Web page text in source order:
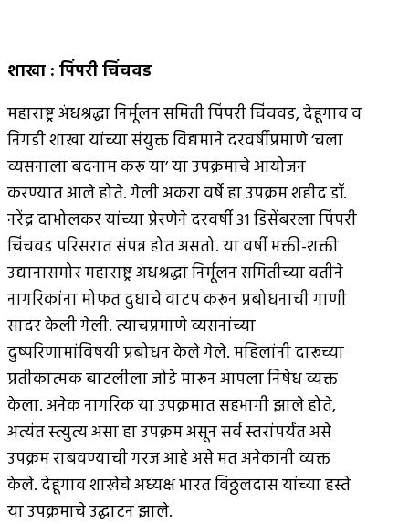
शाखा : पिंपरी चिंचवड
महाराष्ट्र अंधश्रद्धा निर्मूलन समिती पिंपरी चिंचवड, देहूगाव व
निगडी शाखा यांच्या संयुक्त विद्यमाने दरवर्षीप्रमाणे ‘चला
व्यसनाला बदनाम करू या’ या उपक्रमाचे आयोजन
करण्यात आले होते. गेली अकरा वर्षे हा उपक्रम शहीद डॉ.
नरेंद्र दाभोलकर यांच्या प्रेरणेने दरवर्षी ३१ डिसेंबरला पिंपरी
चिंचवड परिसरात संपन्न होत असतो. या वर्षी भक्ती-शक्ती
उद्यानासमोर महाराष्ट्र अंधश्रद्धा निर्मूलन समितीच्या वतीने
नागरिकांना मोफत दुधाचे वाटप करून प्रबोधनाची गाणी
सादर केली गेली. त्याचप्रमाणे व्यसनांच्या
दुष्परिणामांविषयी प्रबोधन केले गेले. महिलांनी दारूच्या
प्रतीकात्मक बाटलीला जोडे मारून आपला निषेध व्यक्त
केला. अनेक नागरिक या उपक्रमात सहभागी झाले होते,
अत्यंत स्त्युत्य असा हा उपक्रम असून सर्व स्तरांपर्यंत असे
उपक्रम राबवण्याची गरज आहे असे मत अनेकांनी व्यक्त
केले. देहूगाव शाखेचे अध्यक्ष भारत विठ्ठलदास यांच्या हस्ते
या उपक्रमाचे उद्घाटन झाले.